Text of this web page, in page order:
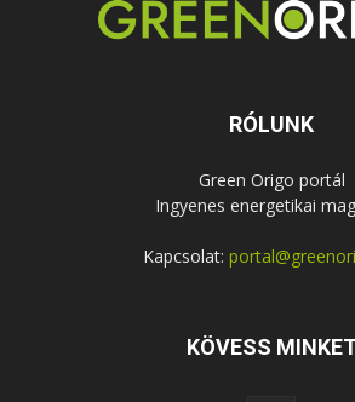
RÓLUNK
Green Origo portál
Ingyenes energetikai
Kapcsolat:
KÖVESS